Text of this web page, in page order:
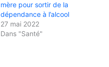
mère pour sortir de la
dépendance à l’alcool
27 mai 2022
Dans "Santé"